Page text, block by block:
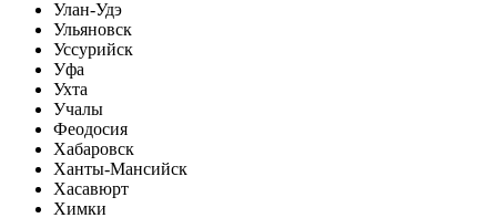
Улан-Удэ
Ульяновск
Уссурийск
Уфа
Ухта
Учалы
Феодосия
Хабаровск
Ханты-Мансийск
Хасавюрт
Химки